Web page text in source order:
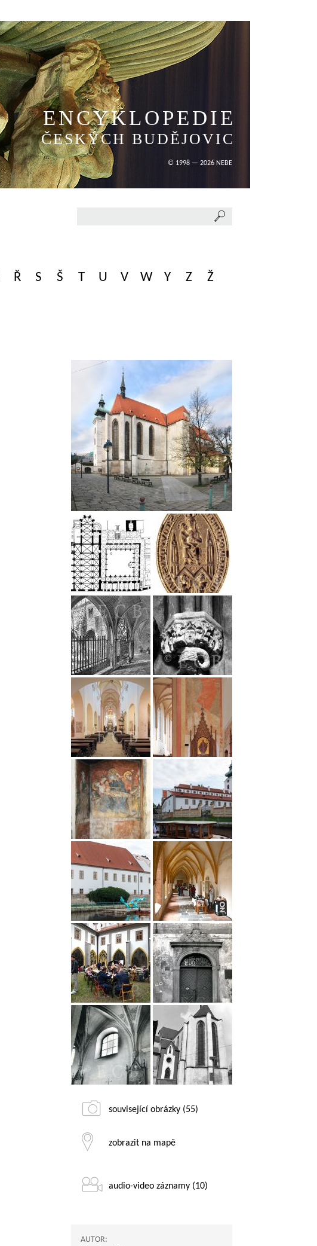
ENCYKLOPEDIE
ČESKÝCH BUDĚJOVIC
© 1998 — 2026 NEBE
Ř S Š T U V W Y Z Ž
související obrázky (55)
zobrazit na mapě
audio-video záznamy (10)
AUTOR: